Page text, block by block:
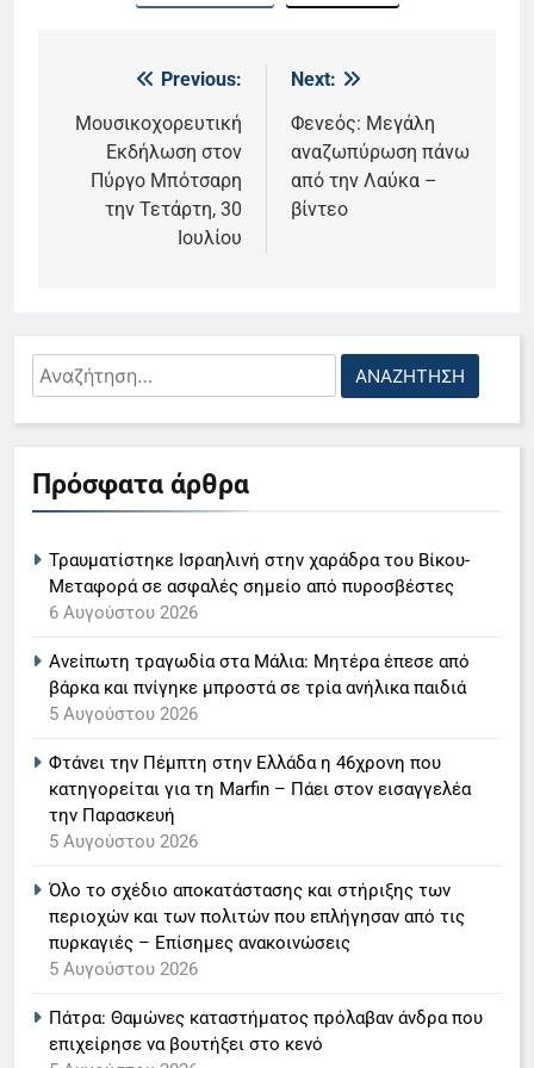
Πλοήγηση
άρθρων
Previous:
Μουσικοχορευτική
Εκδήλωση στον
Πύργο Μπότσαρη
την Τετάρτη, 30
Ιουλίου
Next:
Φενεός: Μεγάλη
αναζωπύρωση πάνω
από την Λαύκα –
βίντεο
Αναζήτηση
για:
Πρόσφατα άρθρα
Τραυματίστηκε Ισραηλινή στην χαράδρα του Βίκου-
Μεταφορά σε ασφαλές σημείο από πυροσβέστες
6 Αυγούστου 2026
Ανείπωτη τραγωδία στα Μάλια: Μητέρα έπεσε από
βάρκα και πνίγηκε μπροστά σε τρία ανήλικα παιδιά
5 Αυγούστου 2026
Φτάνει την Πέμπτη στην Ελλάδα η 46χρονη που
κατηγορείται για τη Marfin – Πάει στον εισαγγελέα
την Παρασκευή
5 Αυγούστου 2026
Όλο το σχέδιο αποκατάστασης και στήριξης των
περιοχών και των πολιτών που επλήγησαν από τις
πυρκαγιές – Επίσημες ανακοινώσεις
5 Αυγούστου 2026
Πάτρα: Θαμώνες καταστήματος πρόλαβαν άνδρα που
επιχείρησε να βουτήξει στο κενό
5
Ο Παναγιώτης Στάθης στο
ειδήσεων της ΕΡΤ
LIFESTYLE-MEDIA
Στον ΑΝΤ1 η Σία Κοσιώνη- Η
ανακοίνωση του σταθμού
7
LIFESTYLE-MEDIA
8
Times μαζί σε μια νέα
συνδρομητική πρόταση
LIFESTYLE-MEDIA